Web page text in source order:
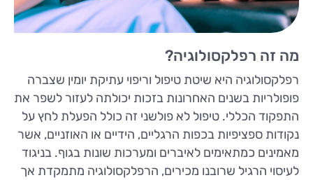
מה זה רפלקסולוגיה?
רפלקסולוגיה היא שיטת טיפול וריפוי עתיקת יומין שצברה
פופולריות בשנים האחרונות בזכות יכולתה לעזור לשפר את
התפקוד הכללי. טיפול לא פולשני זה כולל הפעלת לחץ על
נקודות ספציפיות בכפות הרגליים, הידיים או האוזניים, אשר
מאמינים כמתאימים לאיברים ומערכות שונות בגוף. בניגוד
לעיסוי הרגיל שרובנו מכירים, הרפלקסולוגיה מתמקדת אך